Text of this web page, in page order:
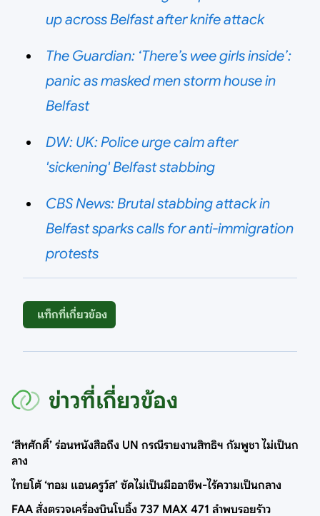
up across Belfast after knife attack
The Guardian: ‘There’s wee girls inside’:
panic as masked men storm house in
Belfast
DW: UK: Police urge calm after
'sickening' Belfast stabbing
CBS News: Brutal stabbing attack in
Belfast sparks calls for anti-immigration
protests
แท็กที่เกี่ยวข้อง
ข่าวที่เกี่ยวข้อง
‘สีหศักดิ์’ ร่อนหนังสือถึง UN กรณีรายงานสิทธิฯ กัมพูชา ไม่เป็นก
ลาง
ไทยโต้ ‘ทอม แอนดรูว์ส’ ซัดไม่เป็นมืออาชีพ-ไร้ความเป็นกลาง
FAA สั่งตรวจเครื่องบินโบอิ้ง 737 MAX 471 ลำพบรอยร้าว